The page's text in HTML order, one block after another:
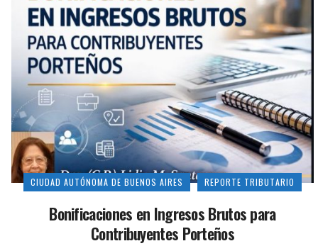
CIUDAD AUTÓNOMA DE BUENOS AIRES REPORTE TRIBUTARIO
Bonificaciones en Ingresos Brutos para
Contribuyentes Porteños